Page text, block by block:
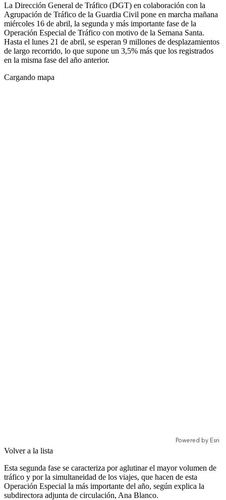
La Dirección General de Tráfico (DGT) en colaboración con la
Agrupación de Tráfico de la Guardia Civil pone en marcha mañana
miércoles 16 de abril, la segunda y más importante fase de la
Operación Especial de Tráfico con motivo de la Semana Santa.
Hasta el lunes 21 de abril, se esperan 9 millones de desplazamientos
de largo recorrido, lo que supone un 3,5% más que los registrados
en la misma fase del año anterior.
Cargando mapa
Volver a la lista
Esta segunda fase se caracteriza por aglutinar el mayor volumen de
tráfico y por la simultaneidad de los viajes, que hacen de esta
Operación Especial la más importante del año, según explica la
subdirectora adjunta de circulación, Ana Blanco.